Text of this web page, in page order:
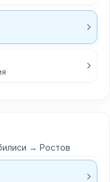
→ Ростов